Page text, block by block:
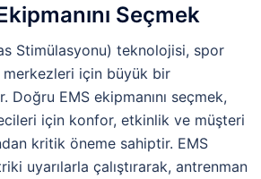
Seçmek
Stimülasyonu) teknolojisi, spor
merkezleri için büyük bir
Doğru EMS ekipmanını seçmek,
için konfor, etkinlik ve müşteri
kritik öneme sahiptir. EMS
uyarılarla çalıştırarak, antrenman